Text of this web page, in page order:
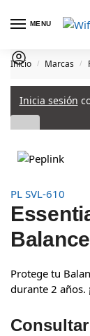
MENU
Inicio / Marcas /
Inicia sesión
PL SVL-610
Protege tu
durante 2 años.